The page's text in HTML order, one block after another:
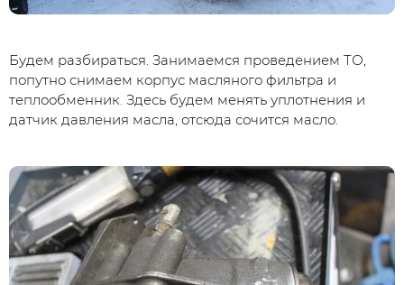
Будем разбираться. Занимаемся проведением ТО,
попутно снимаем корпус масляного фильтра и
теплообменник. Здесь будем менять уплотнения и
датчик давления масла, отсюда сочится масло.